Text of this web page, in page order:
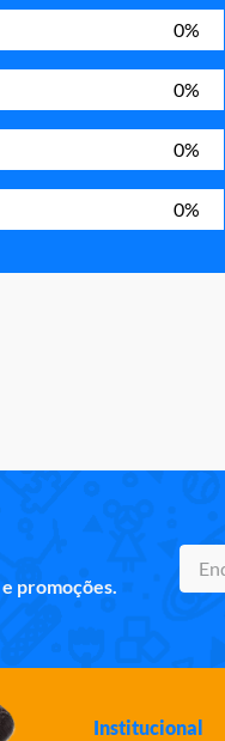
0%
0%
0%
0%
promoções.
Institucional